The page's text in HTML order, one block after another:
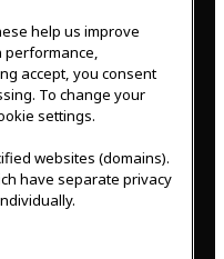
help us improve
performance,
accept, you consent
To change your
settings.
websites (domains).
have separate privacy